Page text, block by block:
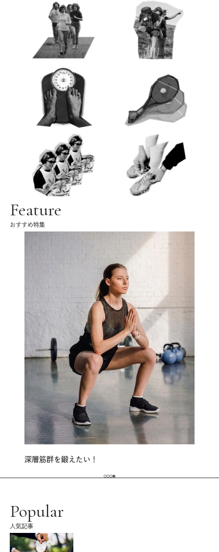
Feature
おすすめ特集
深層筋群を鍛えたい！
Popular
人気記事